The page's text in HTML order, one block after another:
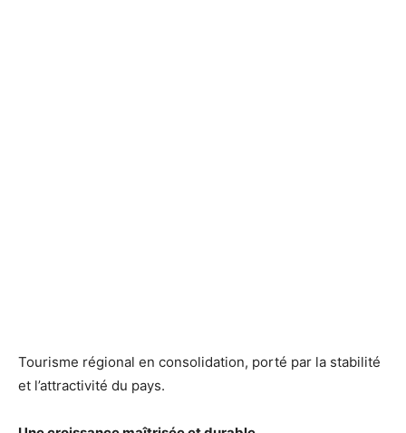
Tourisme régional en consolidation, porté par la stabilité
et l’attractivité du pays.